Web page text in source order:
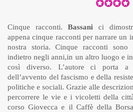
Cinque racconti.Bassani ci
appena cinque racconti per narrare un
nostra storia. Cinque racconti sono
indietro negli anni,in un altro luogo e
così diverso. L’autore ci porta a
dell’avvento del fascismo e della
politiche e sociali. Grazie alle
percorrere le vie e i vicoletti della
corso Giovecca e il Caffè della